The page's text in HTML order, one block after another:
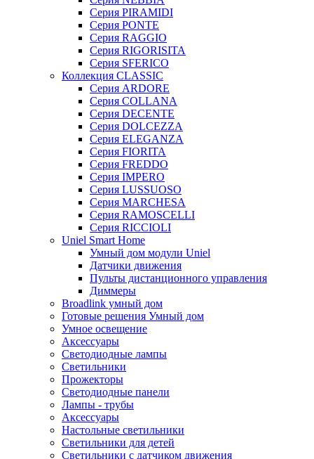
Серия PIRAMIDI
Серия PONTE
Серия RAGGIO
Серия RIGORISITA
Серия SFERICO
Коллекция CLASSIC
Серия ARDORE
Серия COLLANA
Серия DECENTE
Серия DOLCEZZA
Серия ELEGANZA
Серия FIORITA
Серия FREDDO
Серия IMPERO
Серия LUSSUOSO
Серия MARCHESA
Серия RAMOSCELLI
Серия RICCIOLI
Uniel Smart Home
Умный дом модули Uniel
Датчики движения
Пульты дистанционного управления
Диммеры
Broadlink умный дом
Готовые решения Умный дом
Умное освещение
Аксессуары
Светодиодные лампы
Светильники
Прожекторы
Светодиодные панели
Лампы - трубы
Аксессуары
Настольные светильники
Светильники для детей
Светильники с датчиком движения